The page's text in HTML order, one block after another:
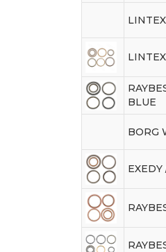
LINTEX
LINTEX
BLUE
BORG